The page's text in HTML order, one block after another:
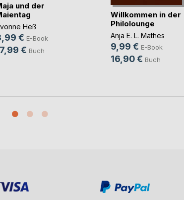
und der
Heß
€ E-Book
€ Buch
Willkommen in der
Philolounge
Anja E. L. Mathes
9,99 € E-Book
16,90 € Buch